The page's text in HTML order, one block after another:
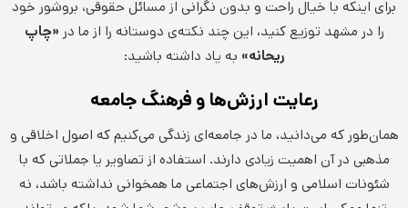
برای اینکه با خیال راحت و بدون نگرانی از مسائل حقوقی، بروشور خود
را در مشهد توزیع کنید، این چند نکته‌ی دوستانه را از ما در «چاپ
ریحانه» به یاد داشته باشید:
رعایت ارزش‌ها و فرهنگ جامعه
همان‌طور که می‌دانید، ما در جامعه‌ای زندگی می‌کنیم که اصول اخلاقی و
مذهبی در آن اهمیت زیادی دارند. استفاده از تصاویر یا جملاتی که با
شئونات اسلامی و ارزش‌های اجتماعی ما همخوانی نداشته باشد، نه